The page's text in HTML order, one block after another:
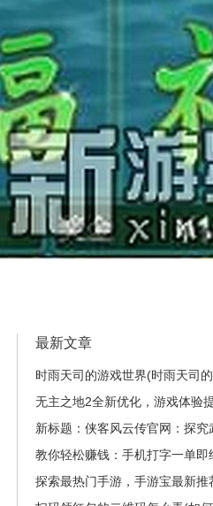
最新文章
时雨天司的游戏世界(时雨天司的
继承者的挑战)
无主之地2全新优化，游戏体验
地2玩家翘首以盼的全新升级，
飞跃式优化！)
新标题：侠客风云传官网：探究
妙境界(续写：侠客风云传官网
世界的神秘奥妙)
教你轻松赚钱：手机打字一单即
合手机打字，轻松实现赚钱？)
探索最热门手游，手游宝最新推